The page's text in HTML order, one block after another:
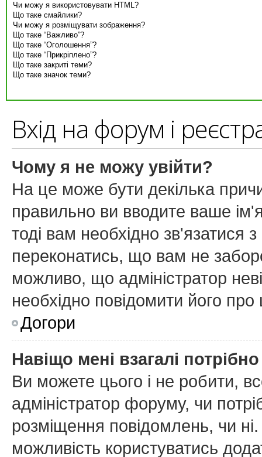
Чи можу я використовувати HTML?
Що таке смайлики?
Чи можу я розміщувати зображення?
Що таке “Важливо”?
Що таке “Оголошення”?
Що таке “Прикріплено”?
Що таке закриті теми?
Що таке значок теми?
Вхід на форум і
Чому я не можу увійти?
На це може бути декілька
правильно ви вводите ваше
тоді вам необхідно зв'язатися
переконатись, що вам не
можливо, що адміністратор
необхідно повідомити його
Догори
Навіщо мені взагалі
Ви можете цього і не робити,
адміністратор форуму, чи
розміщення повідомлень, чи
можливість користуватись